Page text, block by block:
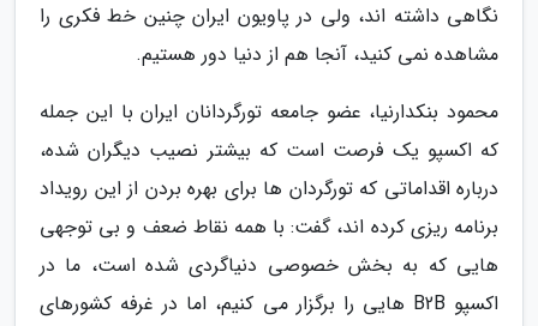
نگاهی داشته اند، ولی در پاویون ایران چنین خط فکری را
مشاهده نمی کنید، آنجا هم از دنیا دور هستیم.
محمود بنکدارنیا، عضو جامعه تورگردانان ایران با این جمله
که اکسپو یک فرصت است که بیشتر نصیب دیگران شده،
درباره اقداماتی که تورگردان ها برای بهره بردن از این رویداد
برنامه ریزی کرده اند، گفت: با همه نقاط ضعف و بی توجهی
هایی که به بخش خصوصی دنیاگردی شده است، ما در
اکسپو B2B هایی را برگزار می کنیم، اما در غرفه کشورهای